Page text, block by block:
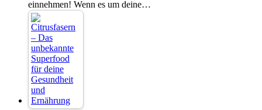
einnehmen! Wenn es um deine…